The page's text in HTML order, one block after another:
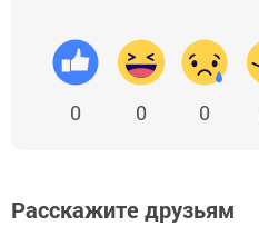
0 0 0
Расскажите друзьям